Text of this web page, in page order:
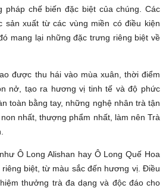
pháp chế biến đặc biệt của chúng. Các
sản xuất từ các vùng miền có điều kiện
mang lại những đặc trưng riêng biệt về
được thu hái vào mùa xuân, thời điểm
nở, tạo ra hương vị tinh tế và độ phức
toàn bằng tay, những nghệ nhân trà tận
nhất, thượng phẩm nhất, làm nên Trà
Ô Long Alishan hay Ô Long Quế Hoa
biệt, từ màu sắc đến hương vị. Điều
thưởng trà đa dạng và độc đáo cho